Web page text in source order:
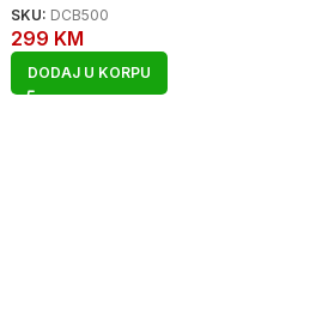
SKU: DCB500
299 KM
DODAJ U KORPU